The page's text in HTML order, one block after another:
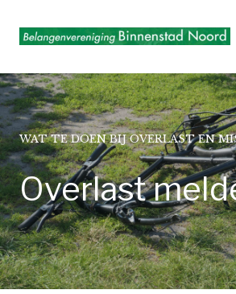
naar
WAT TE DOEN BIJ OVERLAST EN
Overlast